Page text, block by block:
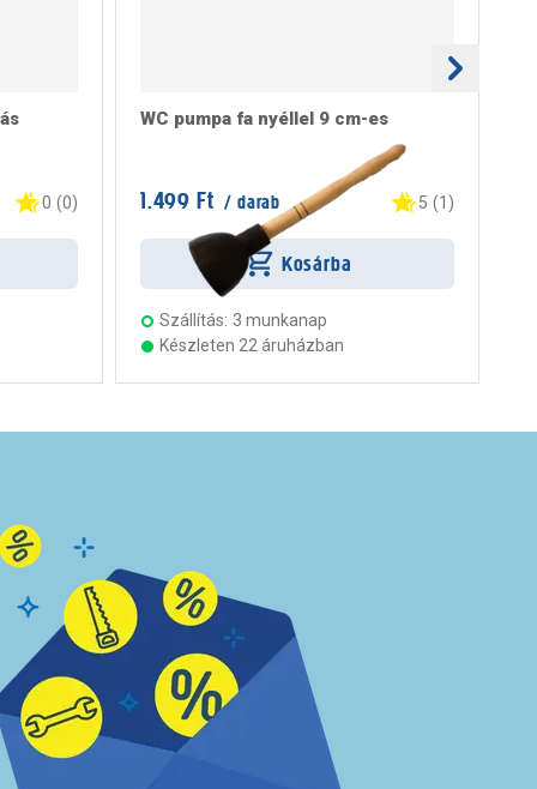
0 (0)
WC pumpa fa nyéllel 9 cm-es
1.499 Ft / darab 5 (1 )
Kosárba
Szállítás: 3 munkanap
Készleten 22 áruházban